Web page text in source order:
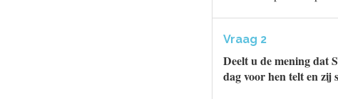
Vraag 2
Deelt u de mening dat
dag voor hen telt en zij